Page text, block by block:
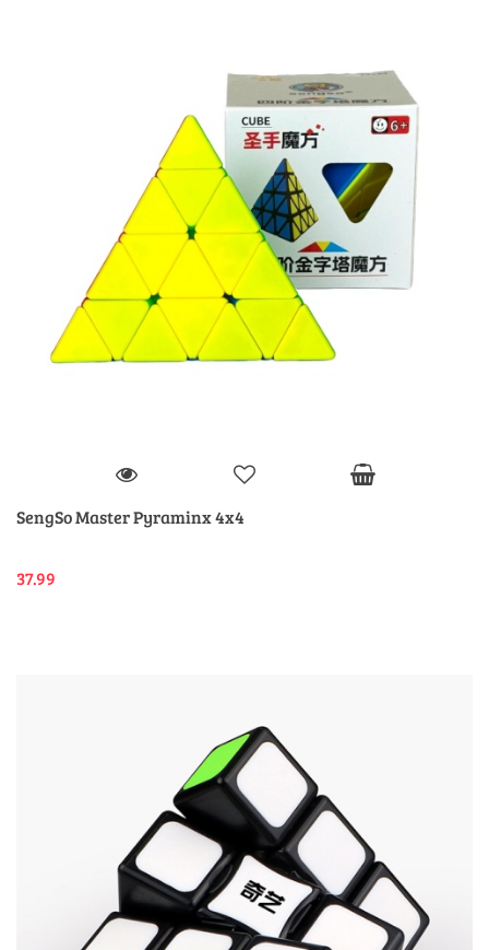
SengSo Master Pyraminx 4x4
37.99